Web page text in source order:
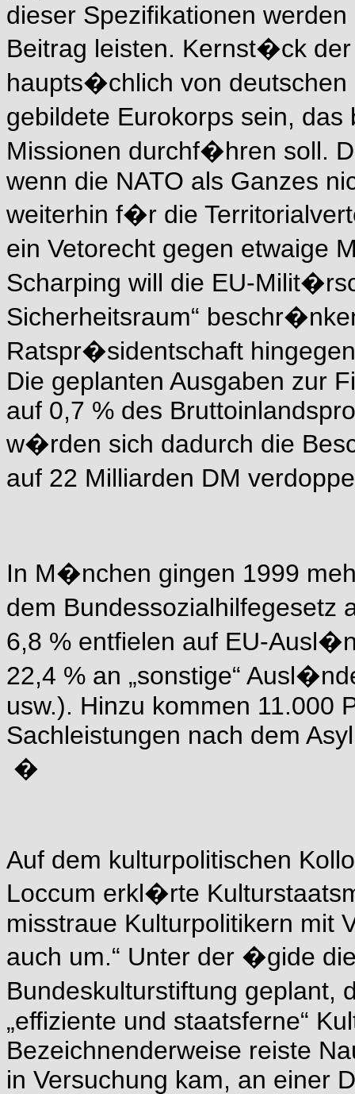
dieser Spezifikationen
Beitrag leisten. Kernst�ck
haupts�chlich von
gebildete Eurokorps sein,
Missionen durchf�hren soll.
wenn die NATO als Ganzes
weiterhin f�r die
ein Vetorecht gegen etwaige
Scharping will die EU-
Sicherheitsraum“
Ratspr�sidentschaft
Die geplanten Ausgaben zur
auf 0,7 % des
w�rden sich dadurch die
auf 22 Milliarden DM
In M�nchen gingen 1999
dem Bundessozialhilfegesetz
6,8 % entfielen auf EU-
22,4 % an „sonstige“
usw.). Hinzu kommen 11.000
Sachleistungen nach dem
�
Auf dem kulturpolitischen
Loccum erkl�rte
misstraue Kulturpolitikern mit
auch um.“ Unter der �gide
Bundeskulturstiftung geplant,
„effiziente und staatsferne“
Bezeichnenderweise reiste
in Versuchung kam, an einer